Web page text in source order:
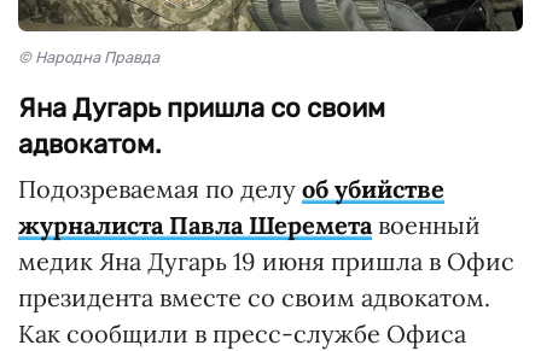
© Народна Правда
Яна Дугарь пришла со своим
адвокатом.
Подозреваемая по делу об убийстве
журналиста Павла Шереметавоенный
медик Яна Дугарь 19 июня пришла в Офис
президента вместе со своим адвокатом.
Как сообщили в пресс-службе Офиса